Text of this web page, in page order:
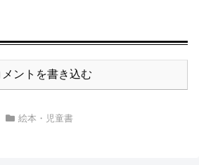
メントを書き込む
絵本・児童書